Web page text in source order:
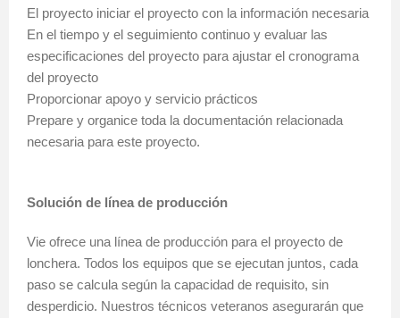
El proyecto iniciar el proyecto con la información necesaria
En el tiempo y el seguimiento continuo y evaluar las
especificaciones del proyecto para ajustar el cronograma
del proyecto
Proporcionar apoyo y servicio prácticos
Prepare y organice toda la documentación relacionada
necesaria para este proyecto.
Solución de línea de producción
Vie ofrece una línea de producción para el proyecto de
lonchera. Todos los equipos que se ejecutan juntos, cada
paso se calcula según la capacidad de requisito, sin
desperdicio. Nuestros técnicos veteranos asegurarán que